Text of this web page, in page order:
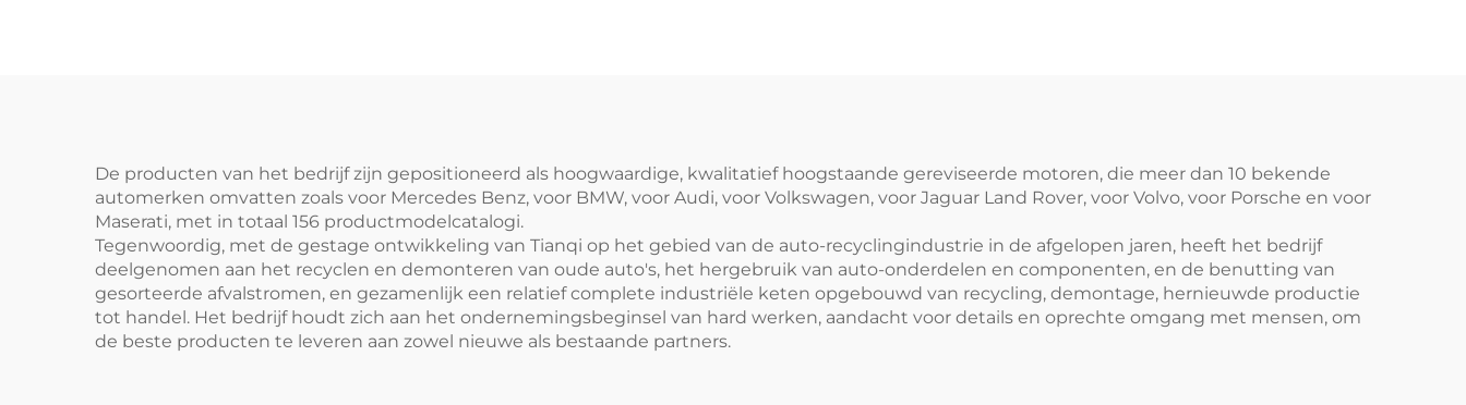
LR124259
De producten van het bedrijf zijn gepositioneerd als hoogwaardige, kwalitatief hoogstaande gereviseerde motoren, die meer dan 10 bekende
automerken omvatten zoals voor Mercedes Benz, voor BMW, voor Audi, voor Volkswagen, voor Jaguar Land Rover, voor Volvo, voor Porsche en voor
Maserati, met in totaal 156 productmodelcatalogi.
Tegenwoordig, met de gestage ontwikkeling van Tianqi op het gebied van de auto-recyclingindustrie in de afgelopen jaren, heeft het bedrijf
deelgenomen aan het recyclen en demonteren van oude auto's, het hergebruik van auto-onderdelen en componenten, en de benutting van
gesorteerde afvalstromen, en gezamenlijk een relatief complete industriële keten opgebouwd van recycling, demontage, hernieuwde productie
tot handel. Het bedrijf houdt zich aan het ondernemingsbeginsel van hard werken, aandacht voor details en oprechte omgang met mensen, om
de beste producten te leveren aan zowel nieuwe als bestaande partners.